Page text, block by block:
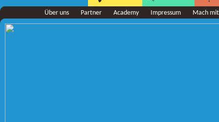
Über uns Partner Academy Impressum Mach mit